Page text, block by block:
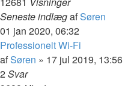
Seneste indlægafSøren
01 jan 2020, 06:32
Professionelt Wi-Fi
afSøren » 17 jul 2019, 13:56
2Svar